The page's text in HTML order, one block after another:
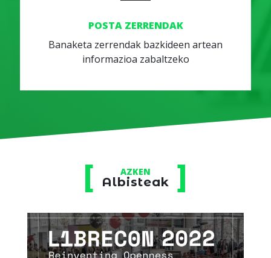
POSTA ZERRENDAK
Banaketa zerrendak bazkideen artean
informazioa zabaltzeko
AZKEN
Albisteak